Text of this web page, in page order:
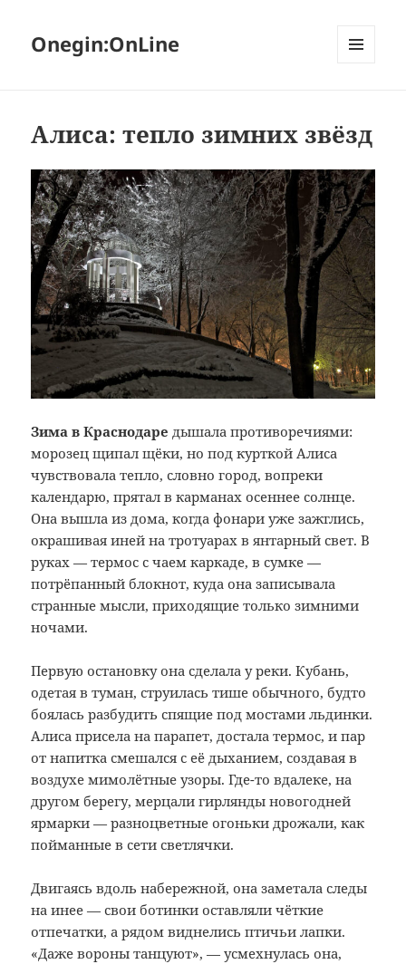
Onegin:OnLine
Алиса: тепло зимних звёзд
Зима в Краснодаре дышала противоречиями:
морозец щипал щёки, но под курткой Алиса
чувствовала тепло, словно город, вопреки
календарю, прятал в карманах осеннее солнце.
Она вышла из дома, когда фонари уже зажглись,
окрашивая иней на тротуарах в янтарный свет. В
руках — термос с чаем каркаде, в сумке —
потрёпанный блокнот, куда она записывала
странные мысли, приходящие только зимними
ночами.
Первую остановку она сделала у реки. Кубань,
одетая в туман, струилась тише обычного, будто
боялась разбудить спящие под мостами льдинки.
Алиса присела на парапет, достала термос, и пар
от напитка смешался с её дыханием, создавая в
воздухе мимолётные узоры. Где-то вдалеке, на
другом берегу, мерцали гирлянды новогодней
ярмарки — разноцветные огоньки дрожали, как
пойманные в сети светлячки.
Двигаясь вдоль набережной, она заметала следы
на инее — свои ботинки оставляли чёткие
отпечатки, а рядом виднелись птичьи лапки.
«Даже вороны танцуют», — усмехнулась она,